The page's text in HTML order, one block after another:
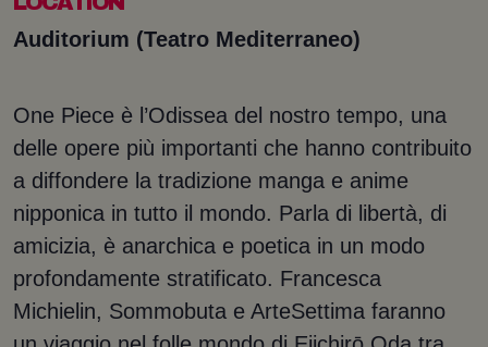
Auditorium (Teatro Mediterraneo)
One Piece è l’Odissea del nostro tempo, una
delle opere più importanti che hanno contribuito
a diffondere la tradizione manga e anime
nipponica in tutto il mondo. Parla di libertà, di
amicizia, è anarchica e poetica in un modo
profondamente stratificato. Francesca
Michielin, Sommobuta e ArteSettima faranno